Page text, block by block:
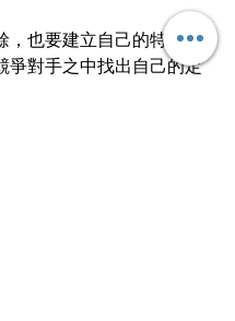
，也要建立自己的特點，
爭對手之中找出自己的定